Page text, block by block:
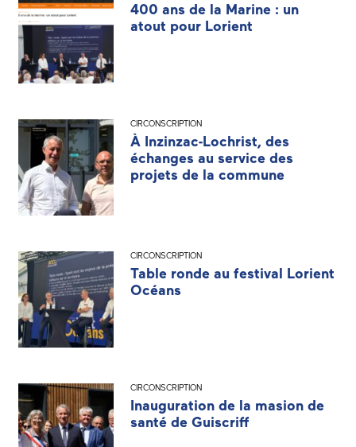
400 ans de la Marine : un
atout pour Lorient
CIRCONSCRIPTION
À Inzinzac-Lochrist, des
échanges au service des
projets de la commune
CIRCONSCRIPTION
Table ronde au festival Lorient
Océans
CIRCONSCRIPTION
Inauguration de la masion de
santé de Guiscriff